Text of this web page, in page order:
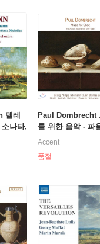
텔레
나타,
(Tele
Paul Dombrecht
를 위한 음악 - 파
레히트 1978-88년
e)
Accent
품절